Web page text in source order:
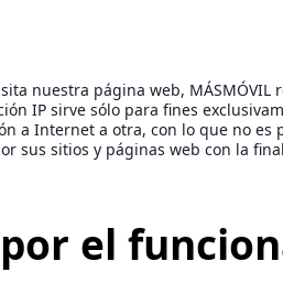
nuestra página web,
IP sirve sólo para fines
a Internet a otra, con lo que no
sus sitios y páginas web con la
el